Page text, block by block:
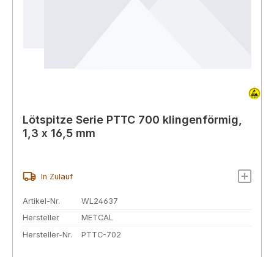
Lötspitze Serie PTTC 700 klingenförmig,
1,3 x 16,5 mm
In Zulauf
Artikel-Nr.
WL24637
Hersteller
METCAL
Hersteller-Nr.
PTTC-702